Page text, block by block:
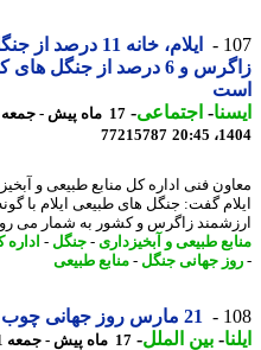
ایلام، خانه 11 درصد از
زاگرس و 6 درصد از جنگل های
-اجتماعی-
17 ماه
77215787
فنی اداره کل منابع طبیعی و
گفت: جنگل های طبیعی ایلام با گونه
زاگرس و کشور به شمار می روند. - ایلام، خانه 11
طبیعی و آبخیزداری- جنگل-اداره کل
جهانی جنگل-منابع طبیعی
21 مارس روز جهانی چوب است
-بین الملل-
17 ماه